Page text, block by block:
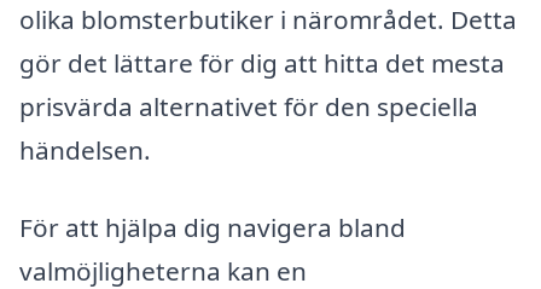
olika blomsterbutiker i närområdet. Detta
gör det lättare för dig att hitta det mesta
prisvärda alternativet för den speciella
händelsen.
För att hjälpa dig navigera bland
valmöjligheterna kan en